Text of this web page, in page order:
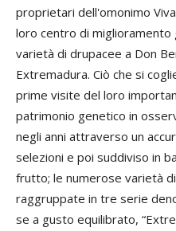
proprietari dell'omonimo
loro centro di miglioramento
varietà di drupacee a Don
Extremadura. Ciò che si
prime visite del loro
patrimonio genetico in
negli anni attraverso un
selezioni e poi suddiviso in
frutto; le numerose varietà
raggruppate in tre serie
se a gusto equilibrato,